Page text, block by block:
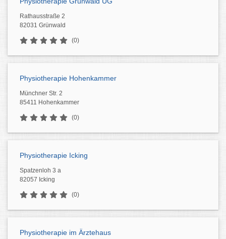
Rathausstraße 2
82031 Grünwald
(0)
Physiotherapie Hohenkammer
Münchner Str. 2
85411 Hohenkammer
(0)
Physiotherapie Icking
Spatzenloh 3 a
82057 Icking
(0)
Physiotherapie im Ärztehaus